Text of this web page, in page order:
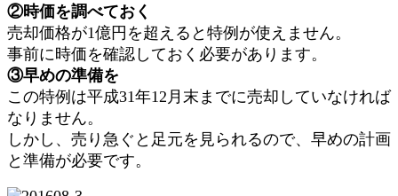
②時価を調べておく
売却価格が1億円を超えると特例が使えません。
事前に時価を確認しておく必要があります。
③早めの準備を
この特例は平成31年12月末までに売却していなければ
なりません。
しかし、売り急ぐと足元を見られるので、早めの計画
と準備が必要です。